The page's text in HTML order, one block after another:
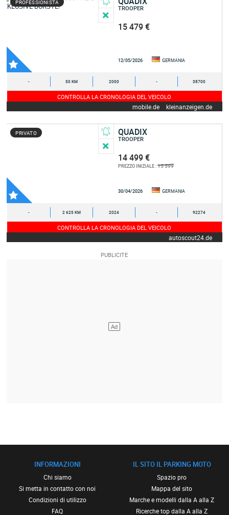
PROFESSIONISTA
TROOPER
15 479 €
12/05/2026 GERMANIA
- 50 KM 2000 - 38700
CONTROLLA LA CRONOLOGIA DEL VEICOLO
mobile.de kleinanzeigen.de
PRIVATO QUADIX
TROOPER
14 499 €
PREZZO INIZIALE :15 599
30/04/2026 GERMANIA
- 2 625 KM 2024 - 92274
CONTROLLA LA CRONOLOGIA DEL VEICOLO
autoscout24.de
INFORMAZIONI
Chi siamo
Si metta in contatto con noi
Condizioni di utilizzo
FAQ
IL SITO IL PARKING MOTO
Spazio pro
Mappa del sito
Marche e modelli dalla A alla Z
Ricerche top dalla A alla Z